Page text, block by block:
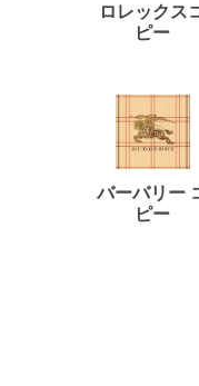
ロレックス
ピー
バーバリー
ピー